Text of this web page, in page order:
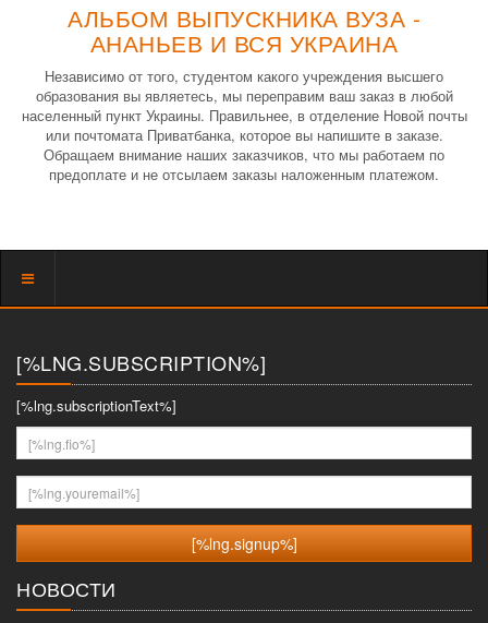
АЛЬБОМ ВЫПУСКНИКА ВУЗА -
АНАНЬЕВ И ВСЯ УКРАИНА
Независимо от того, студентом какого учреждения высшего
образования вы являетесь, мы переправим ваш заказ в любой
населенный пункт Украины. Правильнее, в отделение Новой почты
или почтомата Приватбанка, которое вы напишите в заказе.
Обращаем внимание наших заказчиков, что мы работаем по
предоплате и не отсылаем заказы наложенным платежом.
Показать
[%LNG.SUBSCRIPTION%]
[%lng.subscriptionText%]
[%lng.fio%]
[%lng.youremail%]
НОВОСТИ